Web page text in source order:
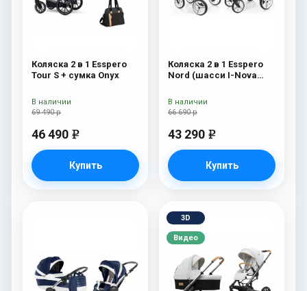
Коляска 2 в 1 Esspero
Tour S + сумка Onyx
69 490 р
46 490 e
Купить
В наличии
Коляска 2 в 1 Esspero
Nord (шасси I-Nova
66 690 р
43 290 e
Купить
В наличии
3D
Видео